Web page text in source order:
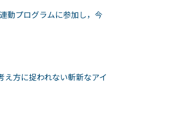
動プログラムに参加し，今
方に捉われない斬新なアイ